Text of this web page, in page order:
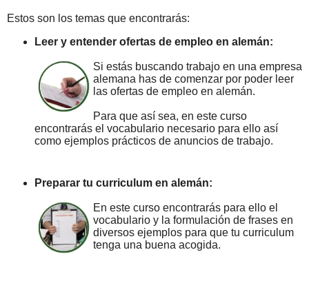
Estos son los temas que encontrarás:
Leer y entender ofertas de empleo en alemán:
Si estás buscando trabajo en una empresa
alemana has de comenzar por poder leer
las ofertas de empleo en alemán.
Para que así sea, en este curso
encontrarás el vocabulario necesario para ello así
como ejemplos prácticos de anuncios de trabajo.
Preparar tu curriculum en alemán:
En este curso encontrarás para ello el
vocabulario y la formulación de frases en
diversos ejemplos para que tu curriculum
tenga una buena acogida.